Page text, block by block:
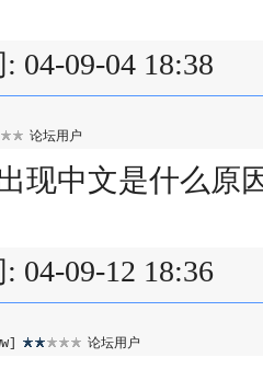
04-09-04 18:38
论坛用户
现中文是什么原
04-09-12 18:36
论坛用户